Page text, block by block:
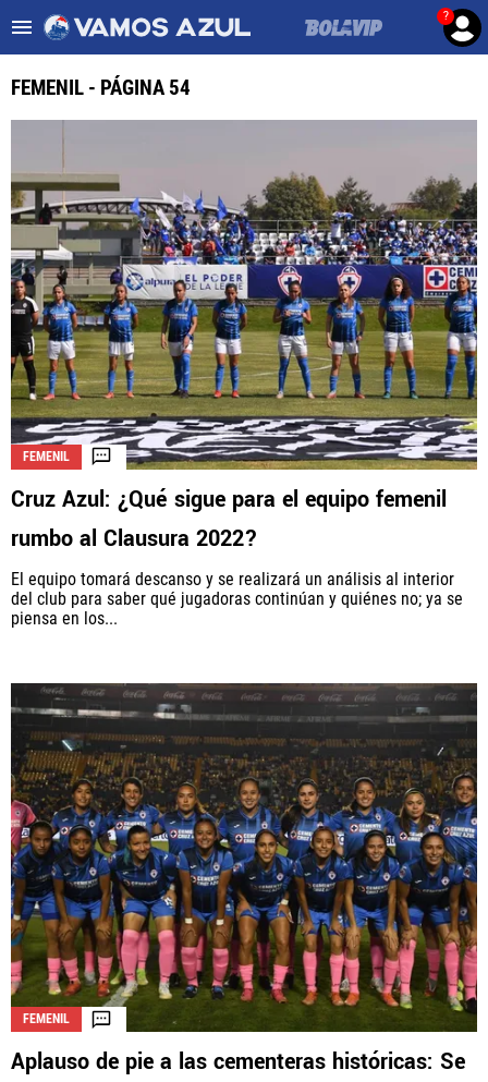
?
Noticias Cruz Azul HOY
ULTIMAS NOTICIAS
LEAGUES CUP
LIGA MX
FEMENIL
FUERZAS BÁSICAS
MERCADO DE FICHAJES
OPINIÓN
QUIENES SOMOS | STAFF | CONTACTO
Este portal es una sección especial del portal Bolavip.com
el sitio oficialhaz click aquí
Términos y Condiciones
Políticas de Privacidad
Política Editorial
Ad Choices
Vamos Azul, al igual que Futbol Sites, es una
compañía perteneciente a Better Collective. Todos
los derechos reservados.
La aceptación de una de las ofertas presentadas en esta página
FEMENIL - PÁGINA 54
FEMENIL
Cruz Azul: ¿Qué sigue para el equipo femenil
rumbo al Clausura 2022?
El equipo tomará descanso y se realizará un análisis al interior
del club para saber qué jugadoras continúan y quiénes no; ya se
piensa en los...
FEMENIL
Aplauso de pie a las cementeras históricas: Se